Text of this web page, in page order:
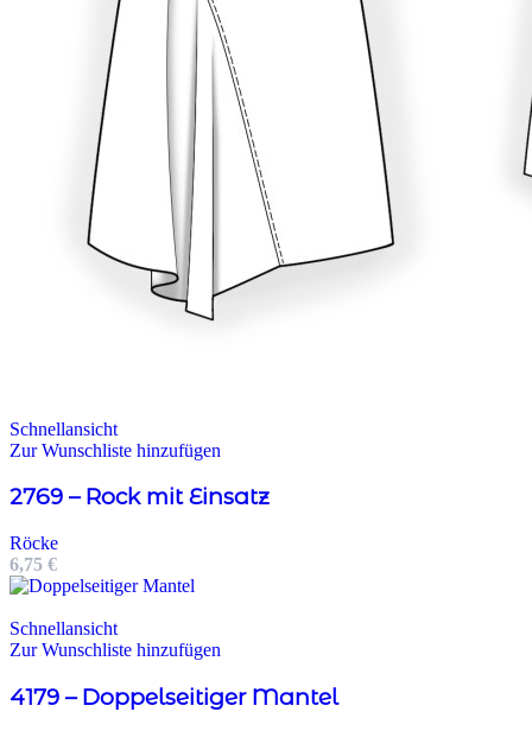
Schnellansicht
Zur Wunschliste hinzufügen
2769 – Rock mit Einsatz
Röcke
6,75 €
Schnellansicht
Zur Wunschliste hinzufügen
4179 – Doppelseitiger Mantel